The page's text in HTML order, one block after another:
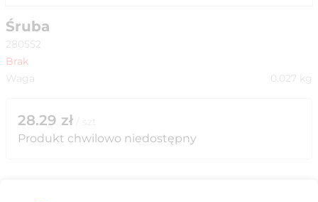
Śruba
280552
Brak
Waga
0.027 kg
28.29 zł
Produkt chwilowo niedostępny